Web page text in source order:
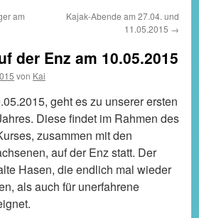
am
Kajak-Abende am 27.04. und
11.05.2015 →
der Enz am 10.05.2015
von Kai
geht es zu unserer ersten
Diese findet im Rahmen des
zusammen mit den
auf der Enz statt. Der
Hasen, die endlich mal wieder
als auch für unerfahrene